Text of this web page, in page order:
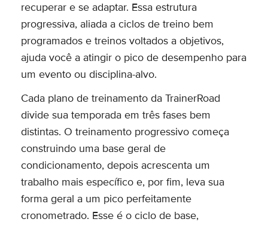
recuperar e se adaptar. Essa estrutura
progressiva, aliada a ciclos de treino bem
programados e treinos voltados a objetivos,
ajuda você a atingir o pico de desempenho para
um evento ou disciplina-alvo.
Cada plano de treinamento da TrainerRoad
divide sua temporada em três fases bem
distintas. O treinamento progressivo começa
construindo uma base geral de
condicionamento, depois acrescenta um
trabalho mais específico e, por fim, leva sua
forma geral a um pico perfeitamente
cronometrado. Esse é o ciclo de base,